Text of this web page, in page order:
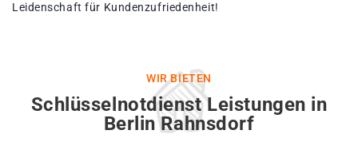
Leidenschaft für Kundenzufriedenheit!
WIR BIETEN
Schlüsselnotdienst Leistungen in
Berlin Rahnsdorf